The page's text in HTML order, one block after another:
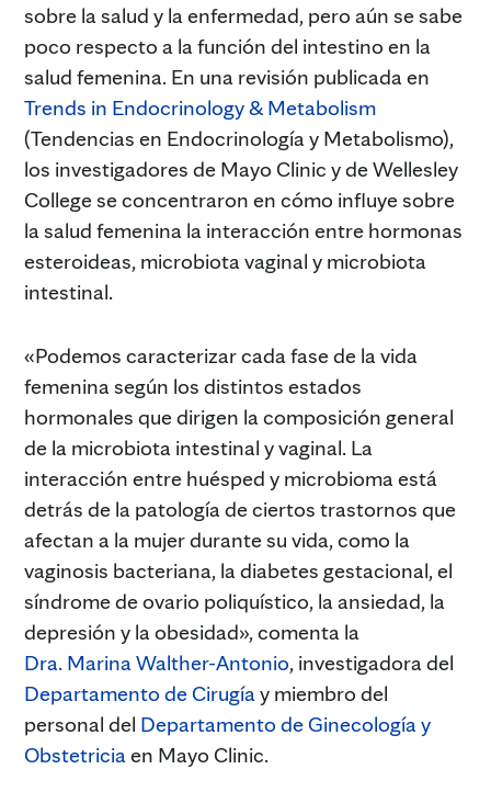
sobre la salud y la enfermedad, pero aún se sabe
poco respecto a la función del intestino en la
salud femenina. En una revisión publicada en
Trends in Endocrinology & Metabolism
(Tendencias en Endocrinología y Metabolismo),
los investigadores de Mayo Clinic y de Wellesley
College se concentraron en cómo influye sobre
la salud femenina la interacción entre hormonas
esteroideas, microbiota vaginal y microbiota
intestinal.
«Podemos caracterizar cada fase de la vida
femenina según los distintos estados
hormonales que dirigen la composición general
de la microbiota intestinal y vaginal. La
interacción entre huésped y microbioma está
detrás de la patología de ciertos trastornos que
afectan a la mujer durante su vida, como la
vaginosis bacteriana, la diabetes gestacional, el
síndrome de ovario poliquístico, la ansiedad, la
depresión y la obesidad», comenta la
Dra. Marina Walther-Antonio, investigadora del
Departamento de Cirugíay miembro del
personal del Departamento de Ginecología y
Obstetriciaen Mayo Clinic.